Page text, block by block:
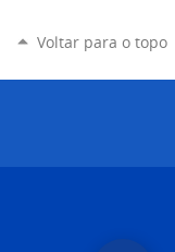
Voltar para o topo